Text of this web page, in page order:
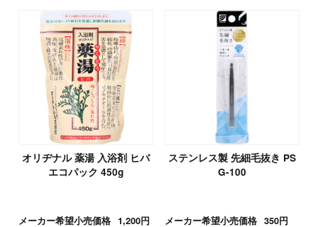
オリヂナル 薬湯 入浴剤 ヒバ
エコパック 450g
メーカー希望小売価格 1,200円
ステンレス製 先細毛抜き PS
G-100
メーカー希望小売価格 350円